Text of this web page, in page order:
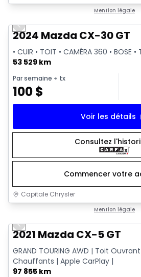
Mention légale
Vidéo disponible
Previous slide
2024 Mazda CX-30 GT
• CUIR • TOIT • CAMÉRA 360 • BOSE •
53 529 km
Par semaine + tx
100$
Voir les détails
Consultez
Commencer votre
Capitale Chrysler
Mention légale
Previous slide
2021 Mazda CX-5 GT
GRAND TOURING AWD | Toit
Chauffants | Apple CarPlay |
97 855 km